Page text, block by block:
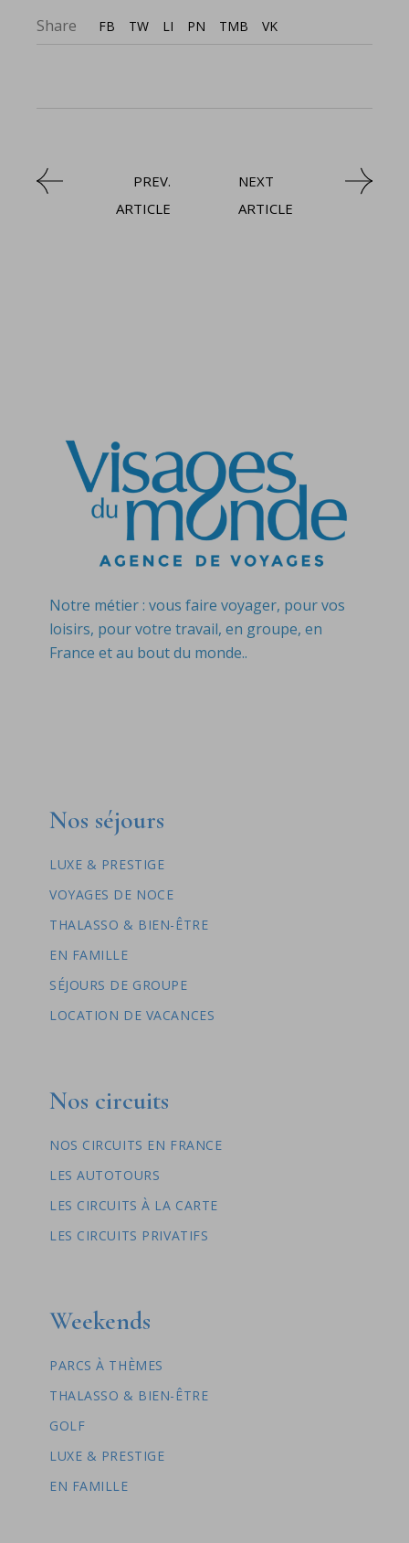
Share FB TW LI PN TMB VK
PREV.
ARTICLE
NEXT
ARTICLE
Notre métier : vous faire voyager, pour vos
loisirs, pour votre travail, en groupe, en
France et au bout du monde..
Nos séjours
LUXE & PRESTIGE
VOYAGES DE NOCE
THALASSO & BIEN-ÊTRE
EN FAMILLE
SÉJOURS DE GROUPE
LOCATION DE VACANCES
Nos circuits
NOS CIRCUITS EN FRANCE
LES AUTOTOURS
LES CIRCUITS À LA CARTE
LES CIRCUITS PRIVATIFS
Weekends
PARCS À THÈMES
THALASSO & BIEN-ÊTRE
GOLF
LUXE & PRESTIGE
EN FAMILLE